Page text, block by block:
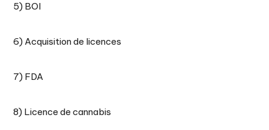
5) BOI
6) Acquisition de licences
7) FDA
8) Licence de cannabis